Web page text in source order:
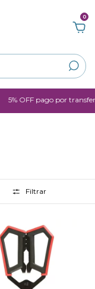
0
5% OFF pago por
Filtrar